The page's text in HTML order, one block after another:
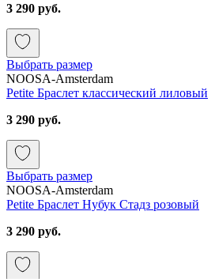
3 290 руб.
Выбрать размер
NOOSA-Amsterdam
Petite Браслет классический лиловый
3 290 руб.
Выбрать размер
NOOSA-Amsterdam
Petite Браслет Нубук Стадз розовый
3 290 руб.